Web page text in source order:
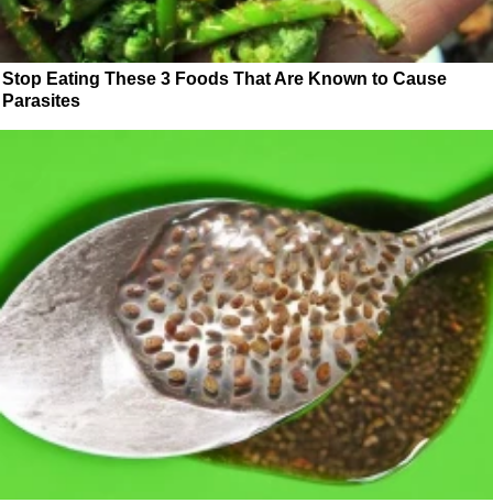
Stop Eating These 3 Foods That Are Known to Cause
Parasites